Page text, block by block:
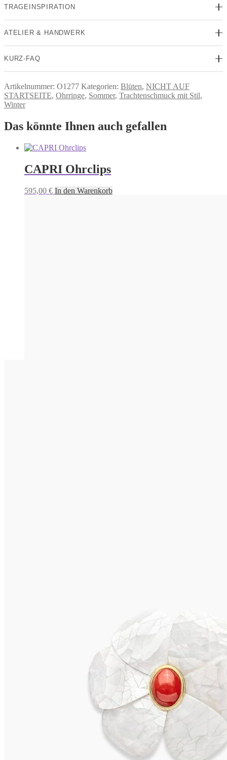
TRAGEINSPIRATION
ATELIER & HANDWERK
KURZ-FAQ
Artikelnummer: O1277 Kategorien: Blüten, NICHT AUF
STARTSEITE, Ohrringe, Sommer, Trachtenschmuck mit Stil,
Winter
Das könnte Ihnen auch gefallen
CAPRI Ohrclips
595,00 € In den Warenkorb